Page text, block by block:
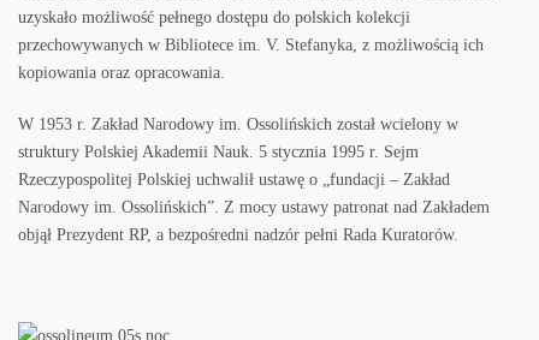
uzyskało możliwość pełnego dostępu do polskich kolekcji
przechowywanych w Bibliotece im. V. Stefanyka, z możliwością ich
kopiowania oraz opracowania.
W 1953 r. Zakład Narodowy im. Ossolińskich został wcielony w
struktury Polskiej Akademii Nauk. 5 stycznia 1995 r. Sejm
Rzeczypospolitej Polskiej uchwalił ustawę o „fundacji – Zakład
Narodowy im. Ossolińskich”. Z mocy ustawy patronat nad Zakładem
objął Prezydent RP, a bezpośredni nadzór pełni Rada Kuratorów.